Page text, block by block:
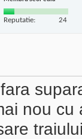
Reputatie: 24
nou cu